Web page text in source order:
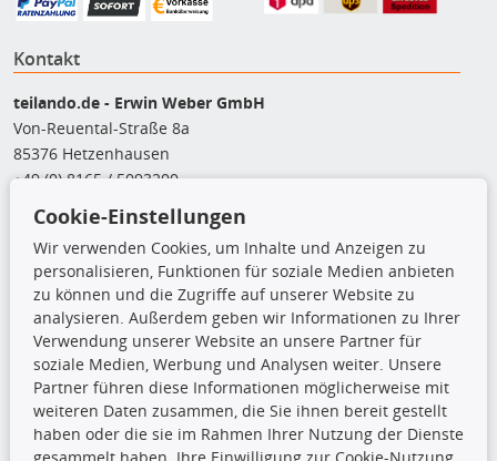
Kontakt
teilando.de - Erwin Weber GmbH
Von-Reuental-Straße 8a
85376 Hetzenhausen
+49 (0) 8165 / 5093200
shop@teilando.de
Top Produkte
Beleuchtung
Bremsbeläge
Bremsscheiben
Kupplungssatz
Querlenker
Radlager
Stoßdämpfer
Cookie-Einstellungen
Wir verwenden Cookies, um Inhalte und Anzeigen zu
personalisieren, Funktionen für soziale Medien anbieten
zu können und die Zugriffe auf unserer Website zu
analysieren. Außerdem geben wir Informationen zu Ihrer
Verwendung unserer Website an unsere Partner für
soziale Medien, Werbung und Analysen weiter. Unsere
Partner führen diese Informationen möglicherweise mit
weiteren Daten zusammen, die Sie ihnen bereit gestellt
haben oder die sie im Rahmen Ihrer Nutzung der Dienste